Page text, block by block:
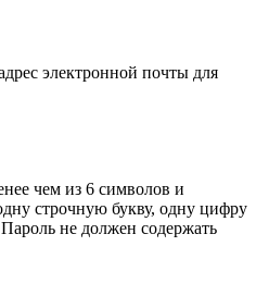
электронной почты для
чем из 6 символов и
строчную букву, одну цифру
не должен содержать